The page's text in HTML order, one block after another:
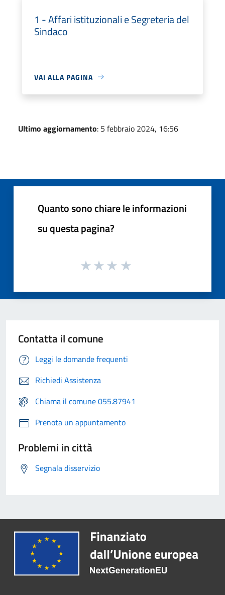
1 - Affari istituzionali e Segreteria del
Sindaco
VAI ALLA PAGINA
Ultimo aggiornamento: 5 febbraio 2024, 16:56
Quanto sono chiare le informazioni
su questa pagina?
Contatta il comune
Leggi le domande frequenti
Richiedi Assistenza
Chiama il comune 055.87941
Prenota un appuntamento
Problemi in città
Segnala disservizio